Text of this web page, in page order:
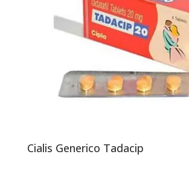
Cialis Generico Tadacip